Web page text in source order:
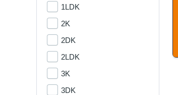
1LDK
2K
2DK
2LDK
3K
3DK